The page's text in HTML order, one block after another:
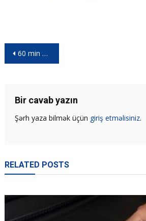
60 min manata Niva? | Niva Bronto…
Bir cavab yazın
Şərh yaza bilmək üçün giriş etməlisiniz.
RELATED POSTS